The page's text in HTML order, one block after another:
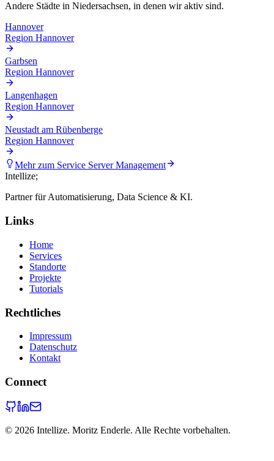
Andere Städte in Niedersachsen, in denen wir aktiv sind.
Hannover
Region Hannover
Garbsen
Region Hannover
Langenhagen
Region Hannover
Neustadt am Rübenberge
Region Hannover
Mehr zum Service Server Management
Intellize;
Partner für Automatisierung, Data Science & KI.
Links
Home
Services
Standorte
Projekte
Tutorials
Rechtliches
Impressum
Datenschutz
Kontakt
Connect
© 2026 Intellize. Moritz Enderle. Alle Rechte vorbehalten.